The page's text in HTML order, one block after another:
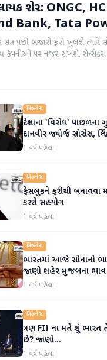
શેર: ONGC,
Bank, Tata
સત્ર પછી બજારો ફરી ખુલશે ત્યારે
કંપનીઓ પર નજર રાખશે.
74,332.58 પર બંધ થયો,
બિઝનેસ
ટેસ્લાના 'વિરોધ' પાછળના
દાનવીર જ્યોર્જ સોરોસ,
નામ આપ્યુ
1 વર્ષ પહેલા
બિઝનેસ
ફેસબુકને ફરીથી બનાવવા
કરશે સહયોગ
1 વર્ષ પહેલા
બિઝનેસ
ભારતમાં આજે સોનાનો
જાણો શહેર મુજબના ભાવ
1 વર્ષ પહેલા
બિઝનેસ
ત્રણ FII ના મતે શું ભારત
છે? જાણો...
1 વર્ષ પહેલા